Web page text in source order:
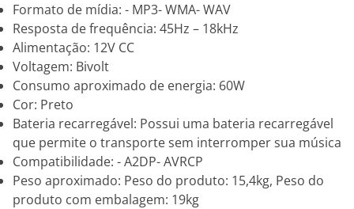
Formato de mídia: - MP3- WMA- WAV
Resposta de frequência: 45Hz – 18kHz
Alimentação: 12V CC
Voltagem: Bivolt
Consumo aproximado de energia: 60W
Cor: Preto
Bateria recarregável: Possui uma bateria recarregável
que permite o transporte sem interromper sua música
Compatibilidade: - A2DP- AVRCP
Peso aproximado: Peso do produto: 15,4kg, Peso do
produto com embalagem: 19kg